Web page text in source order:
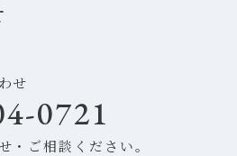
せ
0721
・ご相談ください。